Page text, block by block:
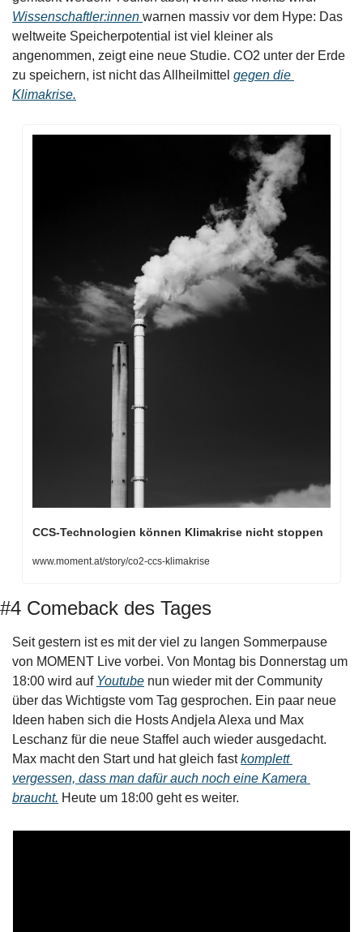
Wissenschaftler:innen warnen massiv vor dem Hype: Das
weltweite Speicherpotential ist viel kleiner als
angenommen, zeigt eine neue Studie. CO2 unter der Erde
zu speichern, ist nicht das Allheilmittel gegen die
Klimakrise.
CCS-Technologien können Klimakrise nicht stoppen
www.moment.at/story/co2-ccs-klimakrise
#4 Comeback des Tages
Seit gestern ist es mit der viel zu langen Sommerpause
von MOMENT Live vorbei. Von Montag bis Donnerstag um
18:00 wird auf Youtube nun wieder mit der Community
über das Wichtigste vom Tag gesprochen. Ein paar neue
Ideen haben sich die Hosts Andjela Alexa und Max
Leschanz für die neue Staffel auch wieder ausgedacht.
Max macht den Start und hat gleich fast komplett
vergessen, dass man dafür auch noch eine Kamera
braucht. Heute um 18:00 geht es weiter.